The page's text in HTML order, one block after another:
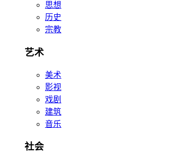
思想
历史
宗教
艺术
美术
影视
戏剧
建筑
音乐
社会